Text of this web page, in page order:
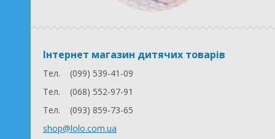
Інтернет магазин дитячих товарів
Тел.
(099) 539-41-09
Тел.
(068) 552-97-91
Тел.
(093) 859-73-65
shop@lolo.com.ua